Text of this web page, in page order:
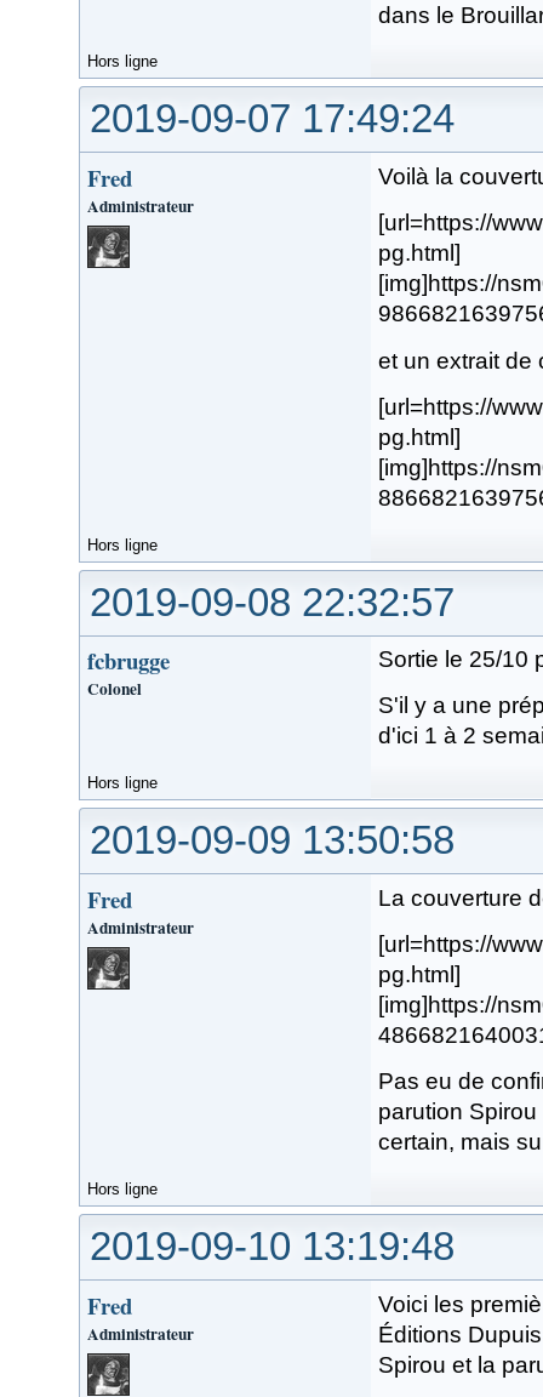
dans le
Hors ligne
2019-09-07 17:49:24
Fred
Administrateur
Voilà la
[url=https://
pg.html]
[img]https://
et un extrait de
[url=https://
pg.html]
[img]https://
Hors ligne
2019-09-08 22:32:57
fcbrugge
Colonel
Sortie le 25/10
S'il y a une
d'ici 1 à 2
Hors ligne
2019-09-09 13:50:58
Fred
Administrateur
La couverture
[url=https://
pg.html]
[img]https://
Pas eu de
parution
certain, mais
Hors ligne
2019-09-10 13:19:48
Fred
Administrateur
Voici les
Éditions
Spirou et la